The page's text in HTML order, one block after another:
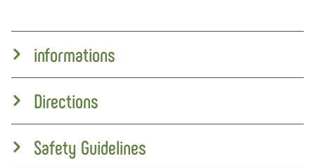
informations
Directions
Safety Guidelines